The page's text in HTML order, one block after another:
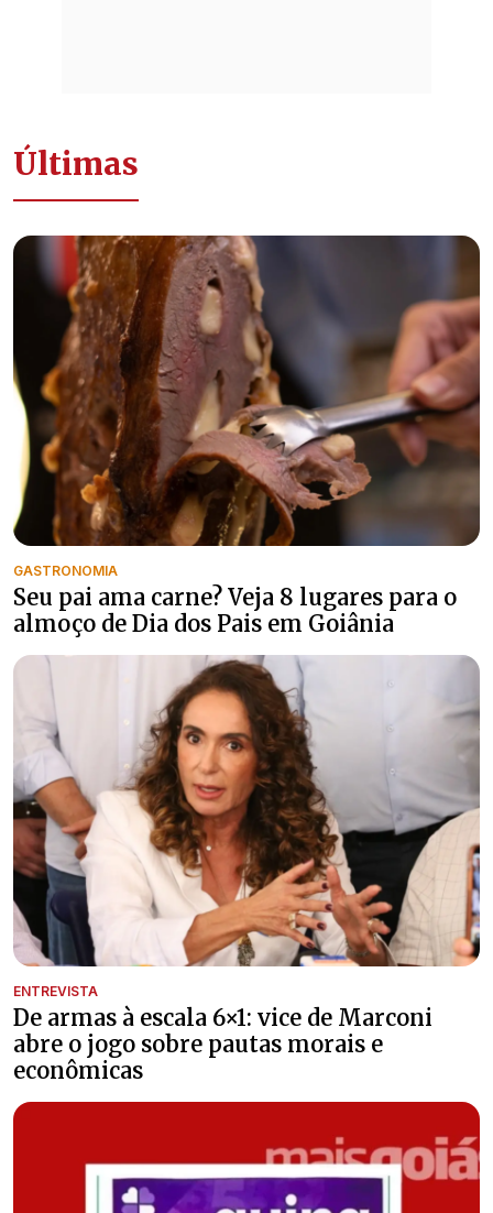
Últimas
GASTRONOMIA
Seu pai ama carne? Veja 8 lugares para o
almoço de Dia dos Pais em Goiânia
ENTREVISTA
De armas à escala 6×1: vice de Marconi
abre o jogo sobre pautas morais e
econômicas